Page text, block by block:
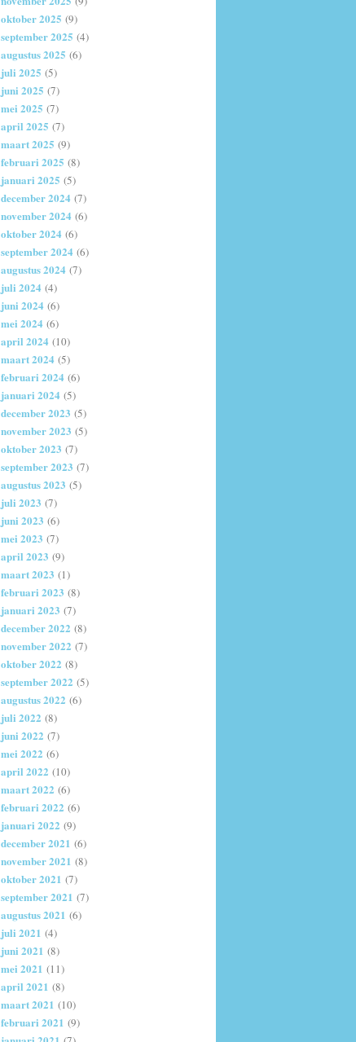
oktober 2025 (9)
september 2025 (4)
augustus 2025 (6)
juli 2025 (5)
juni 2025 (7)
mei 2025 (7)
april 2025 (7)
maart 2025 (9)
februari 2025 (8)
januari 2025 (5)
december 2024 (7)
november 2024 (6)
oktober 2024 (6)
september 2024 (6)
augustus 2024 (7)
juli 2024 (4)
juni 2024 (6)
mei 2024 (6)
april 2024 (10)
maart 2024 (5)
februari 2024 (6)
januari 2024 (5)
december 2023 (5)
november 2023 (5)
oktober 2023 (7)
september 2023 (7)
augustus 2023 (5)
juli 2023 (7)
juni 2023 (6)
mei 2023 (7)
april 2023 (9)
maart 2023 (1)
februari 2023 (8)
januari 2023 (7)
december 2022 (8)
november 2022 (7)
oktober 2022 (8)
september 2022 (5)
augustus 2022 (6)
juli 2022 (8)
juni 2022 (7)
mei 2022 (6)
april 2022 (10)
maart 2022 (6)
februari 2022 (6)
januari 2022 (9)
december 2021 (6)
november 2021 (8)
oktober 2021 (7)
september 2021 (7)
augustus 2021 (6)
juli 2021 (4)
juni 2021 (8)
mei 2021 (11)
april 2021 (8)
maart 2021 (10)
februari 2021 (9)